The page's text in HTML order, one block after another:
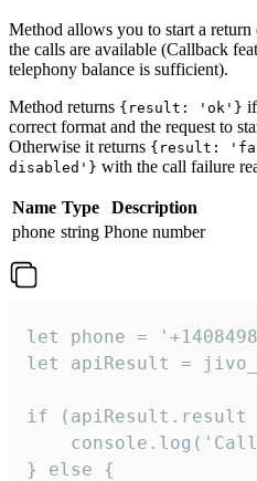
Method allows you to start a
the calls are available (Callback
telephony balance is sufficient).
Method returns {result: 'ok'}
correct format and the request to
Otherwise it returns {result:
disabled'} with the call failure
Name Type
Description
phone string Phone number
let phone =
let apiResult =
if (apiResult.result
} else {